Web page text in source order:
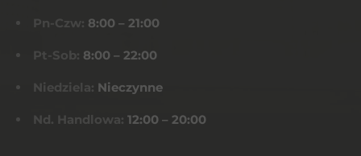
Pn-Czw: 8:00 – 21:00
Pt-Sob: 8:00 – 22:00
Niedziela: Nieczynne
Nd. Handlowa: 12:00 – 20:00